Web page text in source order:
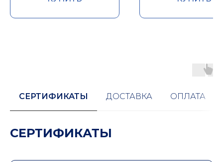
СЕРТИФИКАТЫ ДОСТАВКА ОПЛАТА
СЕРТИФИКАТЫ